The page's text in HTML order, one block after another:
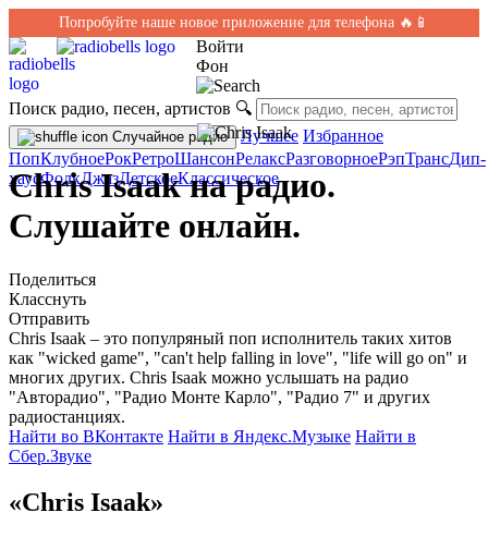
Попробуйте наше новое приложение для телефона 🔥📱
Войти
Фон
Поиск радио, песен, артистов 🔍
Случайное радио Лучшее Избранное
ПопКлубноеРокРетроШансонРелаксРазговорноеРэпТрансДип-
хаусФолкДжазДетскоеКлассическое
Chris Isaak на радио.
Слушайте онлайн.
Поделиться
Класснуть
Отправить
Chris Isaak – это популряный поп исполнитель таких хитов
как "wicked game", "can't help falling in love", "life will go on" и
многих других. Chris Isaak можно услышать на радио
"Авторадио", "Радио Монте Карло", "Радио 7" и других
радиостанциях.
Найти во ВКонтакте Найти в Яндекс.Музыке Найти в
Сбер.Звуке
«Chris Isaak»